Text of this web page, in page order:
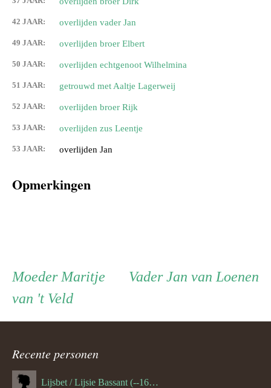
42 JAAR: overlijden vader Jan
49 JAAR: overlijden broer Elbert
50 JAAR: overlijden echtgenoot Wilhelmina
51 JAAR: getrouwd met Aaltje Lagerweij
52 JAAR: overlijden broer Rijk
53 JAAR: overlijden zus Leentje
53 JAAR: overlijden Jan
Opmerkingen
Persoon
ouder
navigatie
VaderVader
Jan van Loenen
Moeder Moeder
Maritje
van 't Veld
Recente personen
Lijsbet / Lijsie Bassant (--1687)